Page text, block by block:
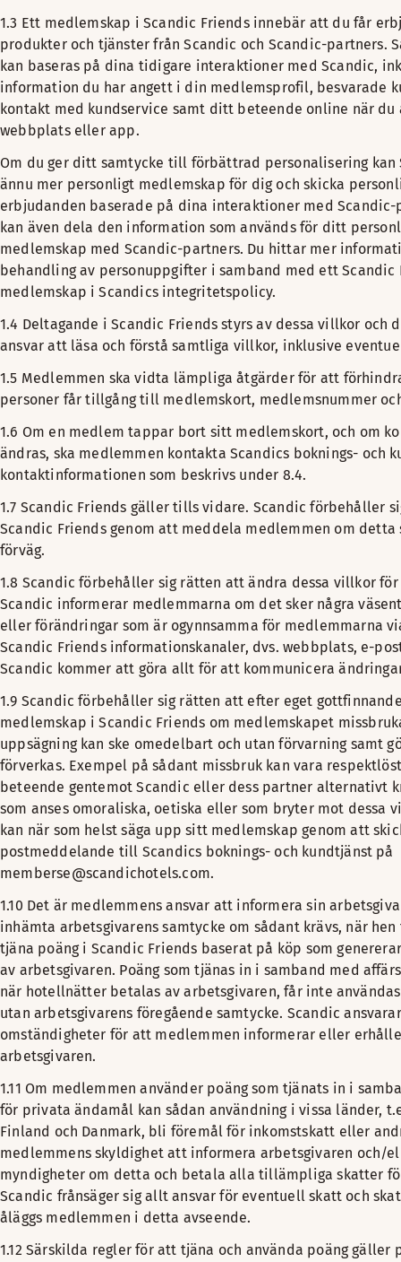
1.3 Ett medlemskap i Scandic Friends innebär att du får
produkter och tjänster från Scandic och Scandic-partners.
kan baseras på dina tidigare interaktioner med Scandic,
information du har angett i din medlemsprofil, besvarade
kontakt med kundservice samt ditt beteende online när du
webbplats eller app.
Om du ger ditt samtycke till förbättrad personalisering kan
ännu mer personligt medlemskap för dig och skicka
erbjudanden baserade på dina interaktioner med Scandic-
kan även dela den information som används för ditt
medlemskap med Scandic-partners. Du hittar mer
behandling av personuppgifter i samband med ett Scandic
medlemskap i Scandics integritetspolicy.
1.4 Deltagande i Scandic Friends styrs av dessa villkor och
ansvar att läsa och förstå samtliga villkor, inklusive
1.5 Medlemmen ska vidta lämpliga åtgärder för att
personer får tillgång till medlemskort, medlemsnummer
1.6 Om en medlem tappar bort sitt medlemskort, och om
ändras, ska medlemmen kontakta Scandics boknings- och
kontaktinformationen som beskrivs under 8.4.
1.7 Scandic Friends gäller tills vidare. Scandic förbehåller
Scandic Friends genom att meddela medlemmen om detta
förväg.
1.8 Scandic förbehåller sig rätten att ändra dessa villkor för
Scandic informerar medlemmarna om det sker några
eller förändringar som är ogynnsamma för medlemmarna
Scandic Friends informationskanaler, dvs. webbplats, e-
Scandic kommer att göra allt för att kommunicera
1.9 Scandic förbehåller sig rätten att efter eget
medlemskap i Scandic Friends om medlemskapet
uppsägning kan ske omedelbart och utan förvarning samt
förverkas. Exempel på sådant missbruk kan vara
beteende gentemot Scandic eller dess partner alternativt
som anses omoraliska, oetiska eller som bryter mot dessa
kan när som helst säga upp sitt medlemskap genom att
postmeddelande till Scandics boknings- och kundtjänst på
memberse@scandichotels.com.
1.10 Det är medlemmens ansvar att informera sin
inhämta arbetsgivarens samtycke om sådant krävs, när
tjäna poäng i Scandic Friends baserat på köp som
av arbetsgivaren. Poäng som tjänas in i samband med
när hotellnätter betalas av arbetsgivaren, får inte
utan arbetsgivarens föregående samtycke. Scandic
omständigheter för att medlemmen informerar eller
arbetsgivaren.
1.11 Om medlemmen använder poäng som tjänats in i
för privata ändamål kan sådan användning i vissa länder,
Finland och Danmark, bli föremål för inkomstskatt eller
medlemmens skyldighet att informera arbetsgivaren och/
myndigheter om detta och betala alla tillämpliga skatter
Scandic frånsäger sig allt ansvar för eventuell skatt och
åläggs medlemmen i detta avseende.
1.12 Särskilda regler för att tjäna och använda poäng gäller